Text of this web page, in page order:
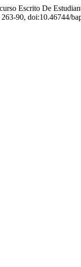
Escrito De
263-90, doi:10.46744/